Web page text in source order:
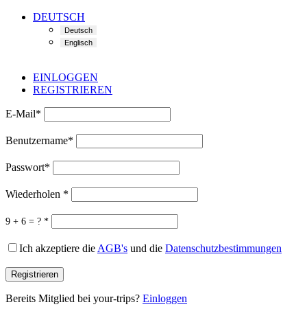
DEUTSCH
EINLOGGEN
REGISTRIEREN
E-Mail*
Benutzername*
Passwort*
Wiederholen *
9 + 6 = ? *
Ich akzeptiere die AGB's und die Datenschutzbestimmungen
Registrieren
Bereits Mitglied bei your-trips? Einloggen